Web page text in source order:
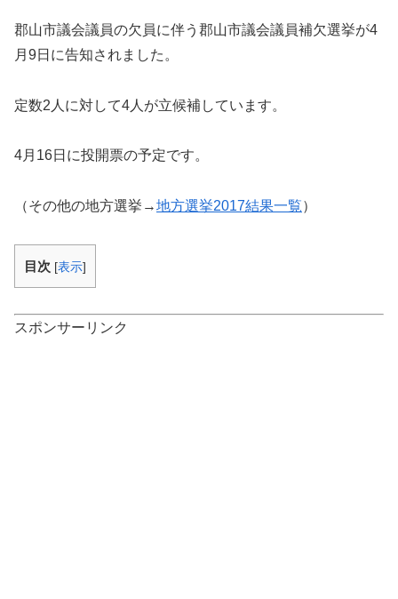
郡山市議会議員の欠員に伴う郡山市議会議員補欠選挙が4
月9日に告知されました。
定数2人に対して4人が立候補しています。
4月16日に投開票の予定です。
（その他の地方選挙→地方選挙2017結果一覧）
目次 [表示]
スポンサーリンク